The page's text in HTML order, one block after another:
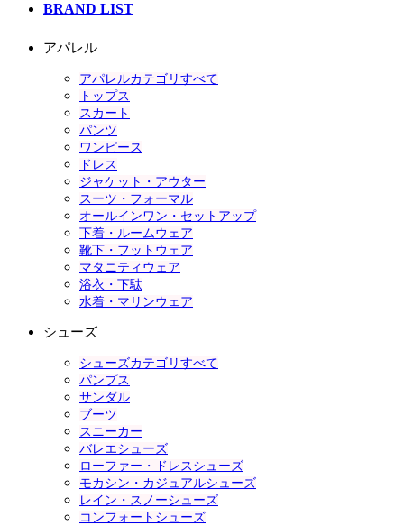
BRAND LIST
アパレル
アパレルカテゴリすべて
トップス
スカート
パンツ
ワンピース
ドレス
ジャケット・アウター
スーツ・フォーマル
オールインワン・セットアップ
下着・ルームウェア
靴下・フットウェア
マタニティウェア
浴衣・下駄
水着・マリンウェア
シューズ
シューズカテゴリすべて
パンプス
サンダル
ブーツ
スニーカー
バレエシューズ
ローファー・ドレスシューズ
モカシン・カジュアルシューズ
レイン・スノーシューズ
コンフォートシューズ